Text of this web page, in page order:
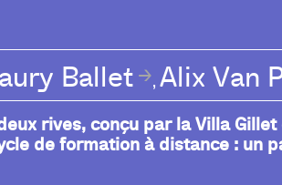
Ballet ,Alix Van
rives, conçu par la Villa
de formation à distance : un